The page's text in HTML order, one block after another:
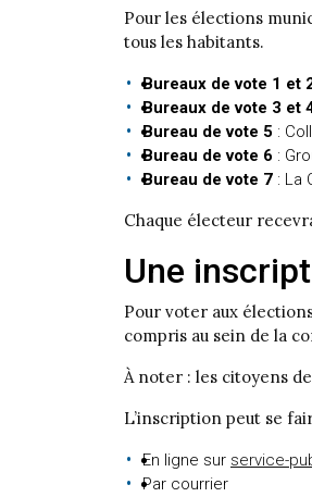
Pour les élections
tous les habitants.
Bureaux de vote 1 et
Bureaux de vote 3 et
Bureau de vote 5 :
Bureau de vote 6 :
Bureau de vote 7 : La
Chaque électeur
Une
Pour voter aux
compris au sein de la
À noter : les citoyens
L’inscription peut se
En ligne sur service-
Par courrier